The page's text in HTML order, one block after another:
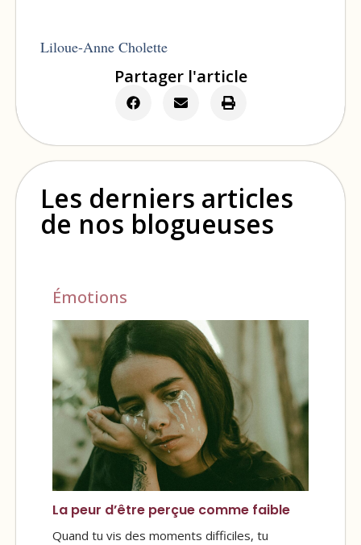
Liloue-Anne Cholette
Partager l'article
Les derniers articles
de nos blogueuses
Émotions
La peur d’être perçue comme faible
Quand tu vis des moments difficiles, tu